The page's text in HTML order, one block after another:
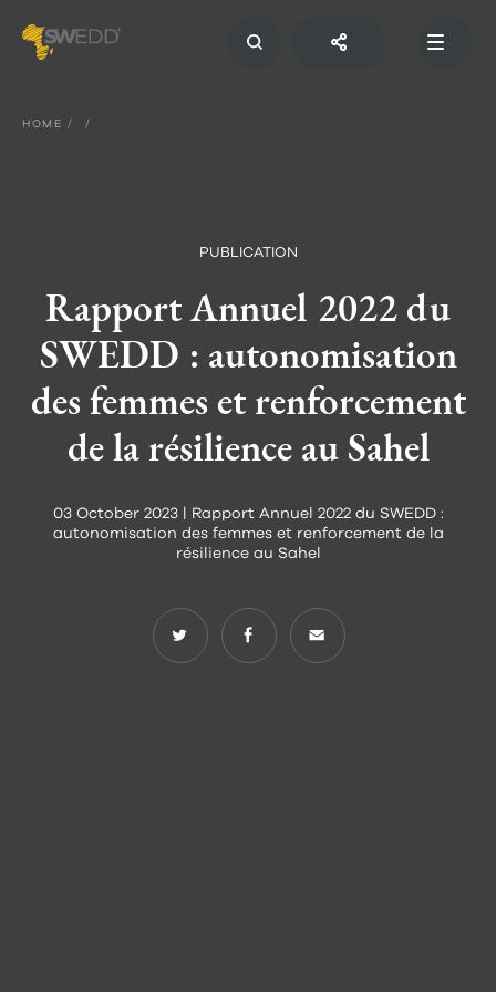
main
content
HOME
PUBLICATION
Rapport Annuel 2022 du
SWEDD : autonomisation
des femmes et renforcement
de la résilience au Sahel
03 October 2023 | Rapport Annuel 2022 du SWEDD :
autonomisation des femmes et renforcement de la
résilience au Sahel